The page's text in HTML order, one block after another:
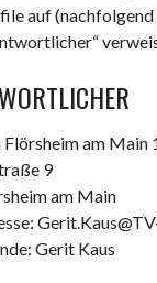
auf
am Main
9
am Main
Gerit Kaus